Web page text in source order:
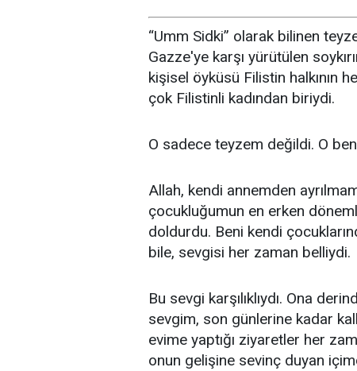
“Umm Sidki” olarak bilinen
Gazze'ye karşı yürütülen
kişisel öyküsü Filistin halkının
çok Filistinli kadından biriydi.
O sadece teyzem değildi. O
Allah, kendi annemden
çocukluğumun en erken
doldurdu. Beni kendi
bile, sevgisi her zaman belliydi.
Bu sevgi karşılıklıydı. Ona
sevgim, son günlerine kadar
evime yaptığı ziyaretler her
onun gelişine sevinç duyan